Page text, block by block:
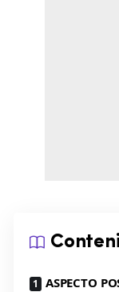
ASPECTO